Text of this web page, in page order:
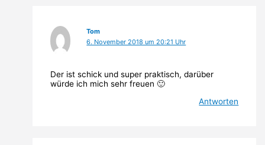
Tom
6. November 2018 um 20:21 Uhr
Der ist schick und super praktisch, darüber
würde ich mich sehr freuen 🙂
Antworten